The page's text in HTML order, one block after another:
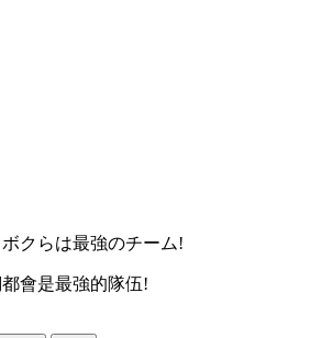
クらは最強のチーム!
會是最強的隊伍!